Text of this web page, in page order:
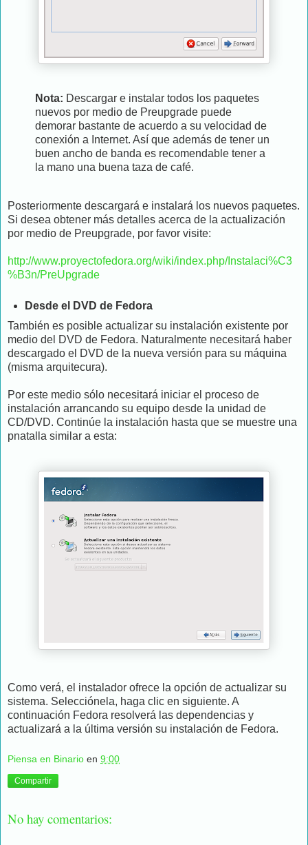
Nota: Descargar e instalar todos los paquetes
nuevos por medio de Preupgrade puede
demorar bastante de acuerdo a su velocidad de
conexión a Internet. Así que además de tener un
buen ancho de banda es recomendable tener a
la mano una buena taza de café.
Posteriormente descargará e instalará los nuevos paquetes.
Si desea obtener más detalles acerca de la actualización
por medio de Preupgrade, por favor visite:
http://www.proyectofedora.org/wiki/index.php/Instalaci%C3
%B3n/PreUpgrade
Desde el DVD de Fedora
También es posible actualizar su instalación existente por
medio del DVD de Fedora. Naturalmente necesitará haber
descargado el DVD de la nueva versión para su máquina
(misma arquitecura).
Por este medio sólo necesitará iniciar el proceso de
instalación arrancando su equipo desde la unidad de
CD/DVD. Continúe la instalación hasta que se muestre una
pnatalla similar a esta:
Como verá, el instalador ofrece la opción de actualizar su
sistema. Selecciónela, haga clic en siguiente. A
continuación Fedora resolverá las dependencias y
actualizará a la última versión su instalación de Fedora.
Piensa en Binario en 9:00
Compartir
No hay comentarios: